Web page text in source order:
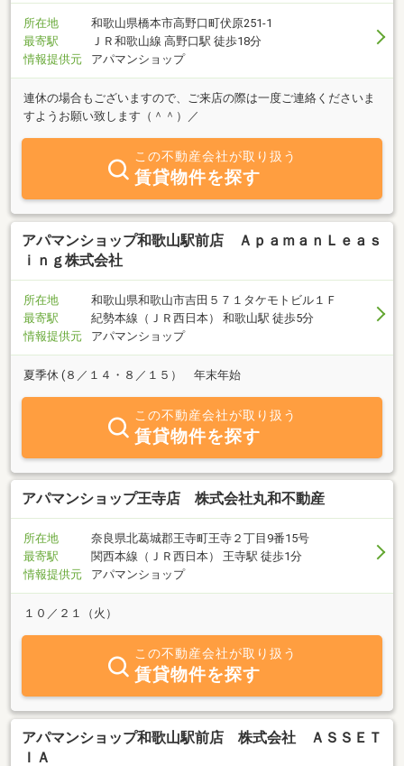
所在地
和歌山県橋本市高野口町伏原251-1
最寄駅
ＪＲ和歌山線 高野口駅 徒歩18分
情報提供元
アパマンショップ
連休の場合もございますので、ご来店の際は一度ご連絡くださいま
すようお願い致します（＾＾）／
この不動産会社が取り扱う
賃貸物件を探す
アパマンショップ和歌山駅前店 ＡｐａｍａｎＬｅａｓ
ｉｎｇ株式会社
所在地
和歌山県和歌山市吉田５７１タケモトビル１Ｆ
最寄駅
紀勢本線（ＪＲ西日本） 和歌山駅 徒歩5分
情報提供元
アパマンショップ
夏季休 (８／１４・８／１５） 年末年始
この不動産会社が取り扱う
賃貸物件を探す
アパマンショップ王寺店 株式会社丸和不動産
所在地
奈良県北葛城郡王寺町王寺２丁目9番15号
最寄駅
関西本線（ＪＲ西日本） 王寺駅 徒歩1分
情報提供元
アパマンショップ
１０／２１（火）
この不動産会社が取り扱う
賃貸物件を探す
アパマンショップ和歌山駅前店 株式会社 ＡＳＳＥＴ
ＩＡ